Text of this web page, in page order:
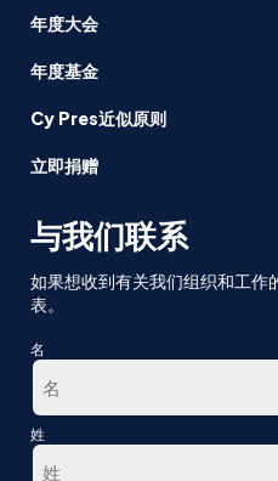
年度大会
年度基金
Cy Pres近似原则
立即捐赠
与我们联系
如果想收到有关我们组织和工作
表。
名
第
姓